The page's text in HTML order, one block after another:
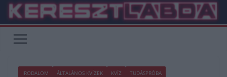
Skip
content
IRODALOM ÁLTALÁNOS KVÍZEK KVÍZ TUDÁSPRÓBA